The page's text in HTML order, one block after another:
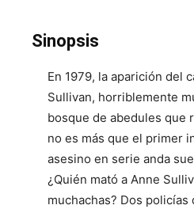
Sinopsis
En 1979, la aparición del
Sullivan, horriblemente
bosque de abedules que
no es más que el primer
asesino en serie anda
¿Quién mató a Anne
muchachas? Dos policías